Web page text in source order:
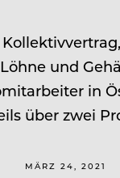
und
in
über zwei
MÄRZ 24, 2021